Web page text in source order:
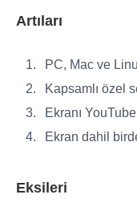
Artıları
PC, Mac ve
Kapsamlı özel
Ekranı
Ekran dahil
Eksileri